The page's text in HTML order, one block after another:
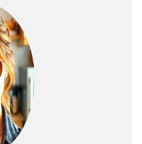
et le dessus fini chêne
créent un aspect vintage
vieilli et unique, ajoutant du
caractère à votre cuisine.
Quincaillerie en laiton
antique : la finition en laiton
antique sur la quincaillerie
complète non seulement
l'esthétique de l'île, mais
offre également un look
charmant et usé sans les
tracas de l'entretien.